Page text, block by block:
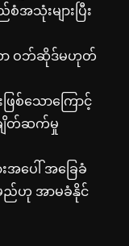
သုံးများပြီး
ာ ဝဘ်ဆိုဒ်မဟုတ်
ြစ်သောကြောင့်
ျိတ်ဆက်မှု
ပေါ် အခြေခံ
ဟု အာမခံနိုင်